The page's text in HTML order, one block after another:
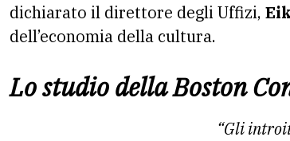
dichiarato il direttore degli Uffizi,
dell’economia della cultura.
Lo studio della Boston
“Gli